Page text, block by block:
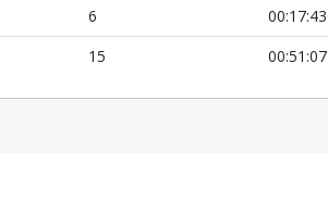
6 00:17:43
15 00:51:07